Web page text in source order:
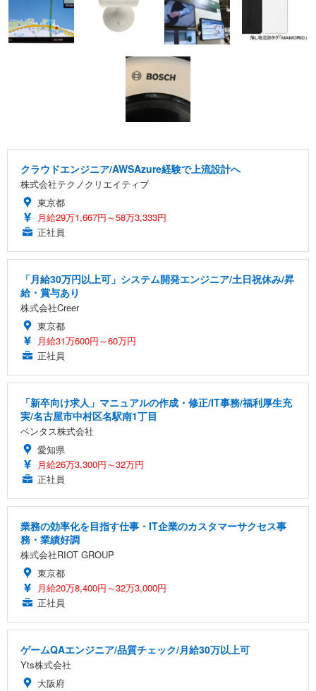
クラウドエンジニア/AWSAzure経験で上流設計へ
株式会社テクノクリエイティブ
東京都
月給29万1,667円～58万3,333円
正社員
「月給30万円以上可」システム開発エンジニア/土日祝休み/昇
給・賞与あり
株式会社Creer
東京都
月給31万600円～60万円
正社員
「新卒向け求人」マニュアルの作成・修正/IT事務/福利厚生充
実/名古屋市中村区名駅南1丁目
ベンタス株式会社
愛知県
月給26万3,300円～32万円
正社員
業務の効率化を目指す仕事・IT企業のカスタマーサクセス事
務・業績好調
株式会社RIOT GROUP
東京都
月給20万8,400円～32万3,000円
正社員
ゲームQAエンジニア/品質チェック/月給30万以上可
Yts株式会社
大阪府